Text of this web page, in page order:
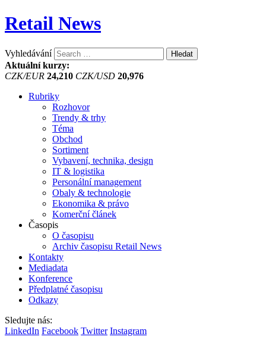
Retail News
Vyhledávání
Aktuální kurzy:
CZK/EUR 24,210 CZK/USD 20,976
Rubriky
Rozhovor
Trendy & trhy
Téma
Obchod
Sortiment
Vybavení, technika, design
IT & logistika
Personální management
Obaly & technologie
Ekonomika & právo
Komerční článek
Časopis
O časopisu
Archiv časopisu Retail News
Kontakty
Mediadata
Konference
Předplatné časopisu
Odkazy
Sledujte nás:
LinkedIn Facebook Twitter Instagram